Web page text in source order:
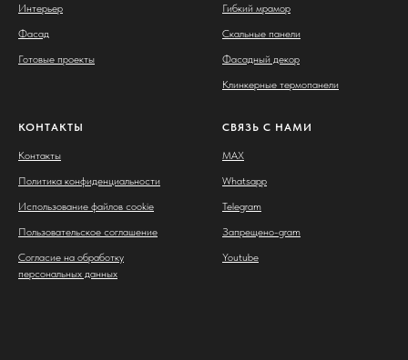
Интерьер
Фасад
Готовые проекты
Гибкий мрамор
Скальные панели
Фасадный декор
Клинкерные термопанели
КОНТАКТЫ
Контакты
Политика конфиденциальности
Использование файлов cookie
Пользовательское соглашение
Согласие на обработку
персональных данных
СВЯЗЬ С НАМИ
MAX
Whatsapp
Telegram
Запрещено-gram
Youtube